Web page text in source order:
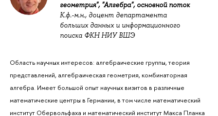
геометрия", "Алгебра", основной поток
К.ф.-м.н., доцент департамента
больших данных и информационного
поиска ФКН НИУ ВШЭ
Область научных интересов: алгебраические группы, теория
представлений, алгебраическая геометрия, комбинаторная
алгебра. Имеет большой опыт научных визитов в различные
математические центры в Германии, в том числе математический
институт Обервольфаха и математический институт Макса Планка